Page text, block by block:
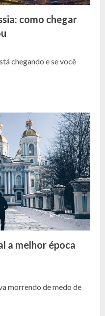
como chegar
chegando e se você
a melhor época
morrendo de medo de